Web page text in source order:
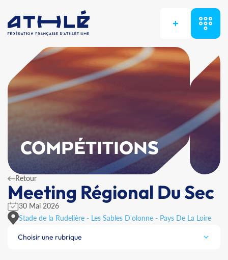
+
COMPÉTITIONS
Retour
Meeting Régional Du Sec
30 Mai 2026
Stade de la Rudelière - Les Sables D'olonne - Pays De La Loire
Choisir une rubrique